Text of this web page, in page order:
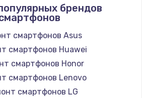
Заказать
GPS-модуля
1700 руб.
Заказать
кнопки Home
брендов
смартфонов Asus
смартфонов Huawei
смартфонов Honor
смартфонов Lenovo
смартфонов LG